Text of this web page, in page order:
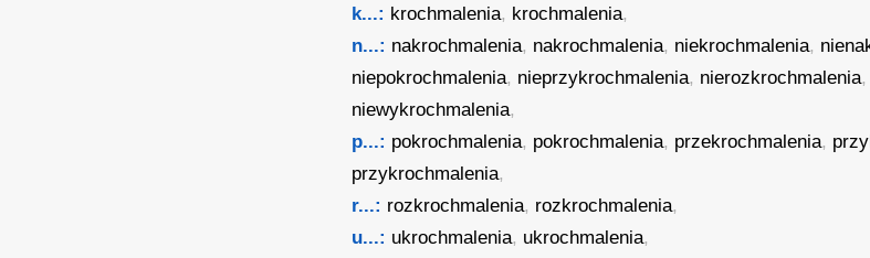
k...: krochmalenia, krochmalenia,
n...: nakrochmalenia, nakrochmalenia, niekrochmalenia,
niepokrochmalenia, nieprzykrochmalenia, nierozkrochmalenia,
niewykrochmalenia,
p...: pokrochmalenia, pokrochmalenia, przekrochmalenia,
przykrochmalenia,
r...: rozkrochmalenia, rozkrochmalenia,
u...: ukrochmalenia, ukrochmalenia,